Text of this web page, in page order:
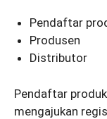
Pendaftar
Produsen
Distributor
Pendaftar
mengajukan